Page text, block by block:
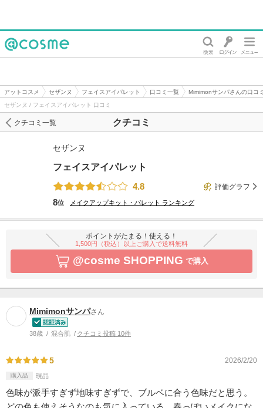
アットコスメ セザンヌ フェイスアイパレット 口コミ一覧
Mimimonサンパさんの口コ
セザンヌ / フェイスアイパレット 口コミ
クチコミ
クチコミ一覧
セザンヌ
フェイスアイパレット
4.8
評価グラフ
8位 メイクアップキット・パレット ランキング
ポイントがたまる！使える！
1,500円（税込）以上ご購入で送料無料
@cosme SHOPPING で購入
Mimimonサンパさん
38歳 混合肌 クチコミ投稿 10件
5 2026/2/20
購入品 現品
色味が派手すぎず地味すぎずで、ブルベに合う色味だと思う。